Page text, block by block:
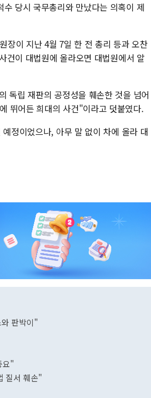
당시 국무총리와 만났다는 의혹이 제
장이 지난 4월 7일 한 전 총리 등과 오찬
건이 대법원에 올라오면 대법원에서 알
독립 재판의 공정성을 훼손한 것을 넘어
뛰어든 희대의 사건"이라고 덧붙였다.
정이었으나, 아무 말 없이 차에 올라 대
판박이"
요"
질서 훼손"